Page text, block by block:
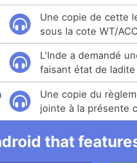
Une copie de cette
sous la cote WT/
L'Inde a demandé
faisant état de
Une copie du
jointe à la présente
that